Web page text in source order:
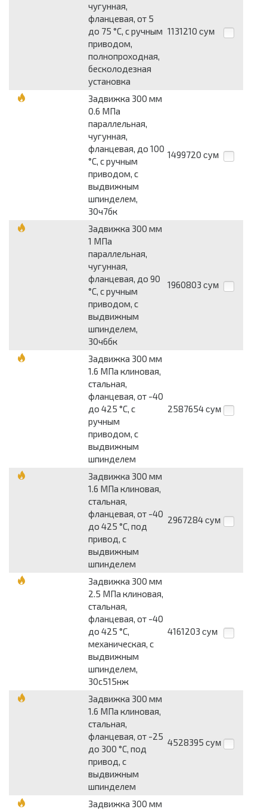
чугунная,
фланцевая, от 5
до 75 °С, с ручным
приводом,
полнопроходная,
бесколодезная
установка
1131210 сум
Задвижка 300 мм
0.6 МПа
параллельная,
чугунная,
фланцевая, до 100
°С, с ручным
приводом, с
выдвижным
шпинделем,
30ч7бк
1499720 сум
Задвижка 300 мм
1 МПа
параллельная,
чугунная,
фланцевая, до 90
°С, с ручным
приводом, с
выдвижным
шпинделем,
30ч6бк
1960803 сум
Задвижка 300 мм
1.6 МПа клиновая,
стальная,
фланцевая, от -40
до 425 °С, с
ручным
приводом, с
выдвижным
шпинделем
2587654 сум
Задвижка 300 мм
1.6 МПа клиновая,
стальная,
фланцевая, от -40
до 425 °С, под
привод, с
выдвижным
шпинделем
2967284 сум
Задвижка 300 мм
2.5 МПа клиновая,
стальная,
фланцевая, от -40
до 425 °С,
механическая, с
выдвижным
шпинделем,
30с515нж
4161203 сум
Задвижка 300 мм
1.6 МПа клиновая,
стальная,
фланцевая, от -25
до 300 °С, под
привод, с
выдвижным
шпинделем
4528395 сум
Задвижка 300 мм